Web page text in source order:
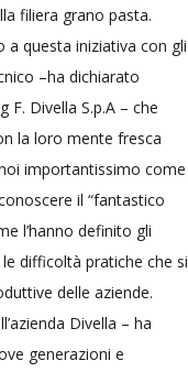
filiera grano pasta.
a questa iniziativa con gli
–ha dichiarato
F. Divella S.p.A – che
la loro mente fresca
importantissimo come
il “fantastico
l’hanno definito gli
difficoltà pratiche che si
delle aziende.
Divella – ha
generazioni e